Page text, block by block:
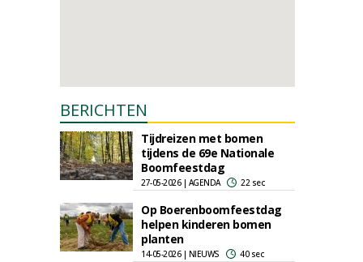
BERICHTEN
Tijdreizen met bomen
tijdens de 69e Nationale
Boomfeestdag
27-05-2026 | AGENDA 22 sec
Op Boerenboomfeestdag
helpen kinderen bomen
planten
14-05-2026 | NIEUWS 40 sec